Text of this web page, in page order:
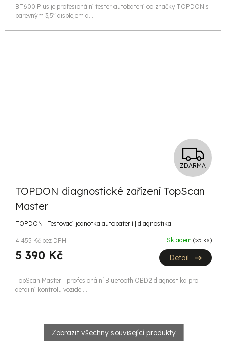
BT600 Plus je profesionální tester autobaterií od značky TOPDON s
barevným 3,5" displejem a...
Z
D
A
M
A
ZDARMA
TOPDON diagnostické zařízení TopScan
Master
TOPDON | Testovací jednotka autobaterií | diagnostika
4 455 Kč bez DPH
5 390 Kč
Skladem (>5 ks)
Detail
TopScan Master - profesionální Bluetooth OBD2 diagnostika pro
detailní kontrolu vozidel...
Zobrazit všechny související produkty